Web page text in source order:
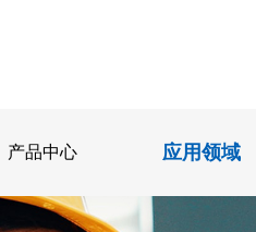
产品中心 应用领域